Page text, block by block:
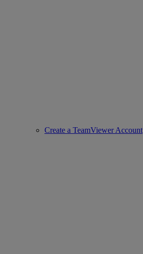
Create a TeamViewer Account